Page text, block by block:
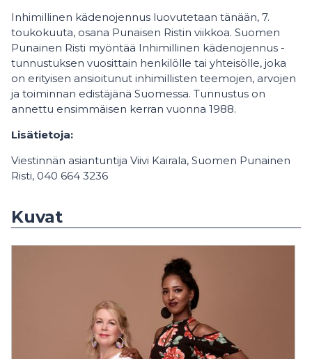
Inhimillinen kädenojennus luovutetaan tänään, 7.
toukokuuta, osana Punaisen Ristin viikkoa. Suomen
Punainen Risti myöntää Inhimillinen kädenojennus -
tunnustuksen vuosittain henkilölle tai yhteisölle, joka
on erityisen ansioitunut inhimillisten teemojen, arvojen
ja toiminnan edistäjänä Suomessa. Tunnustus on
annettu ensimmäisen kerran vuonna 1988.
Lisätietoja:
Viestinnän asiantuntija Viivi Kairala, Suomen Punainen
Risti, 040 664 3236
Kuvat